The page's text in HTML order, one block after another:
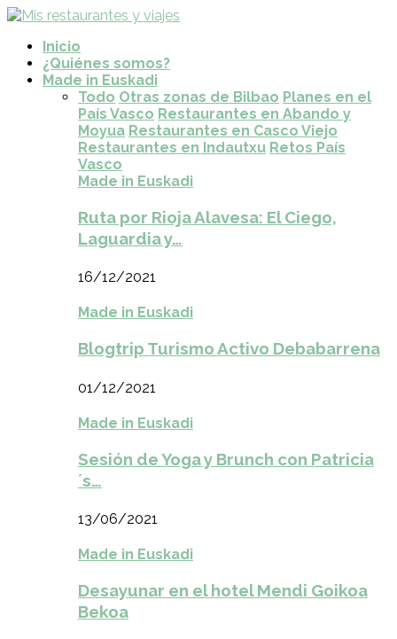
Inicio
¿Quiénes somos?
Made in Euskadi
Todo Otras zonas de Bilbao Planes en el
País Vasco Restaurantes en Abando y
Moyua Restaurantes en Casco Viejo
Restaurantes en Indautxu Retos País
Vasco
Made in Euskadi
Ruta por Rioja Alavesa: El Ciego,
Laguardia y…
16/12/2021
Made in Euskadi
Blogtrip Turismo Activo Debabarrena
01/12/2021
Made in Euskadi
Sesión de Yoga y Brunch con Patricia
´s…
13/06/2021
Made in Euskadi
Desayunar en el hotel Mendi Goikoa
Bekoa